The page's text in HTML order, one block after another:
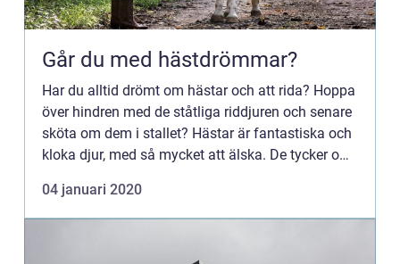
Går du med hästdrömmar?
Har du alltid drömt om hästar och att rida? Hoppa
över hindren med de ståtliga riddjuren och senare
sköta om dem i stallet? Hästar är fantastiska och
kloka djur, med så mycket att älska. De tycker om
04 januari 2020